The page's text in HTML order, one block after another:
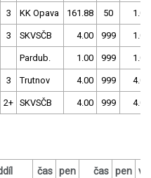
3 KK Opava 161.88 50 1.00
3 SKVSČB 4.00 999 1.00
Pardub. 1.00 999 1.00
3 Trutnov 4.00 999 4.00
2+ SKVSČB 4.00 999 4.00
čas pen čas pen